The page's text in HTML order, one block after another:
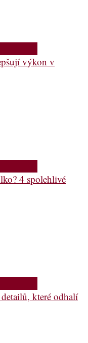
výkon v
4 spolehlivé
které odhalí